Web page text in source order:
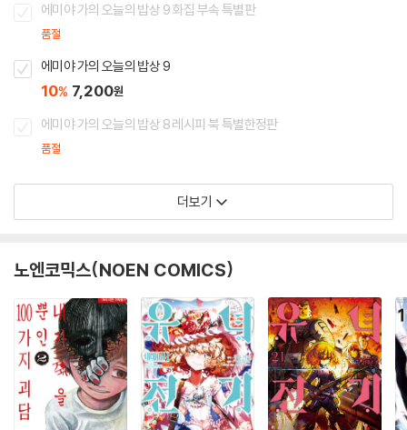
에미야 가의 오늘의 밥상 9 화집 부속 특별판
품절
에미야 가의 오늘의 밥상 9
10% 7,200원
에미야 가의 오늘의 밥상 8 레시피 북 특별한정판
품절
더보기
노엔코믹스(NOEN COMICS)